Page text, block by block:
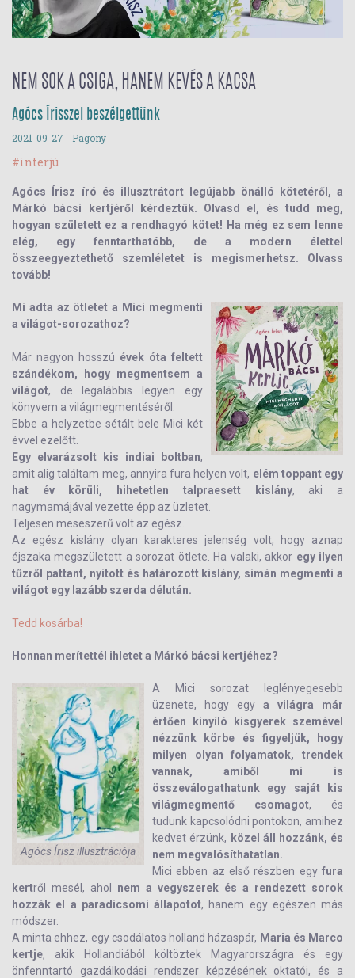
NEM SOK A CSIGA, HANEM KEVÉS A KACSA
Agócs Írisszel beszélgettünk
2021-09-27 - Pagony
#interjú
Agócs Írisz író és illusztrátort legújabb önálló kötetéről, a
Márkó bácsi kertjéről kérdeztük. Olvasd el, és tudd meg,
hogyan született ez a rendhagyó kötet! Ha még ez sem lenne
elég, egy fenntarthatóbb, de a modern élettel
összeegyeztethető szemléletet is megismerhetsz. Olvass
tovább!
Mi adta az ötletet a Mici megmenti
a világot-sorozathoz?
Már nagyon hosszú évek óta feltett
szándékom, hogy megmentsem a
világot, de legalábbis legyen egy
könyvem a világmegmentéséről.
Ebbe a helyzetbe sétált bele Mici két
évvel ezelőtt.
Egy elvarázsolt kis indiai boltban,
amit alig találtam meg, annyira fura helyen volt, elém toppant egy
hat év körüli, hihetetlen talpraesett kislány, aki a
nagymamájával vezette épp az üzletet.
Teljesen meseszerű volt az egész.
Az egész kislány olyan karakteres jelenség volt, hogy aznap
éjszaka megszületett a sorozat ötlete. Ha valaki, akkor egy ilyen
tűzről pattant, nyitott és határozott kislány, simán megmenti a
világot egy lazább szerda délután.
Tedd kosárba!
Honnan merítettél ihletet a Márkó bácsi kertjéhez?
Agócs Írisz illusztrációja
A Mici sorozat leglényegesebb
üzenete, hogy egya világra már
értően kinyíló kisgyerek szemével
nézzünk körbe és figyeljük, hogy
milyen olyan folyamatok, trendek
vannak, amiből mi is
összeválogathatunk egy saját kis
világmegmentő csomagot, és
tudunk kapcsolódni pontokon, amihez
kedvet érzünk, közel áll hozzánk, és
nem megvalósíthatatlan.
Mici ebben az első részben egy fura
kertről mesél, ahol nem a vegyszerek és a rendezett sorok
hozzák el a paradicsomi állapotot, hanem egy egészen más
módszer.
A minta ehhez, egy csodálatos holland házaspár, Maria és Marco
kertje, akik Hollandiából költöztek Magyarországra és egy
önfenntartó gazdálkodási rendszer képzésének oktatói, és a